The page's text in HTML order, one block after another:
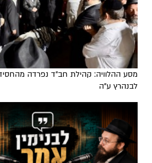
מסע ההלוויה: קהילת חב"ד נפרדה
לבנהרץ ע"ה